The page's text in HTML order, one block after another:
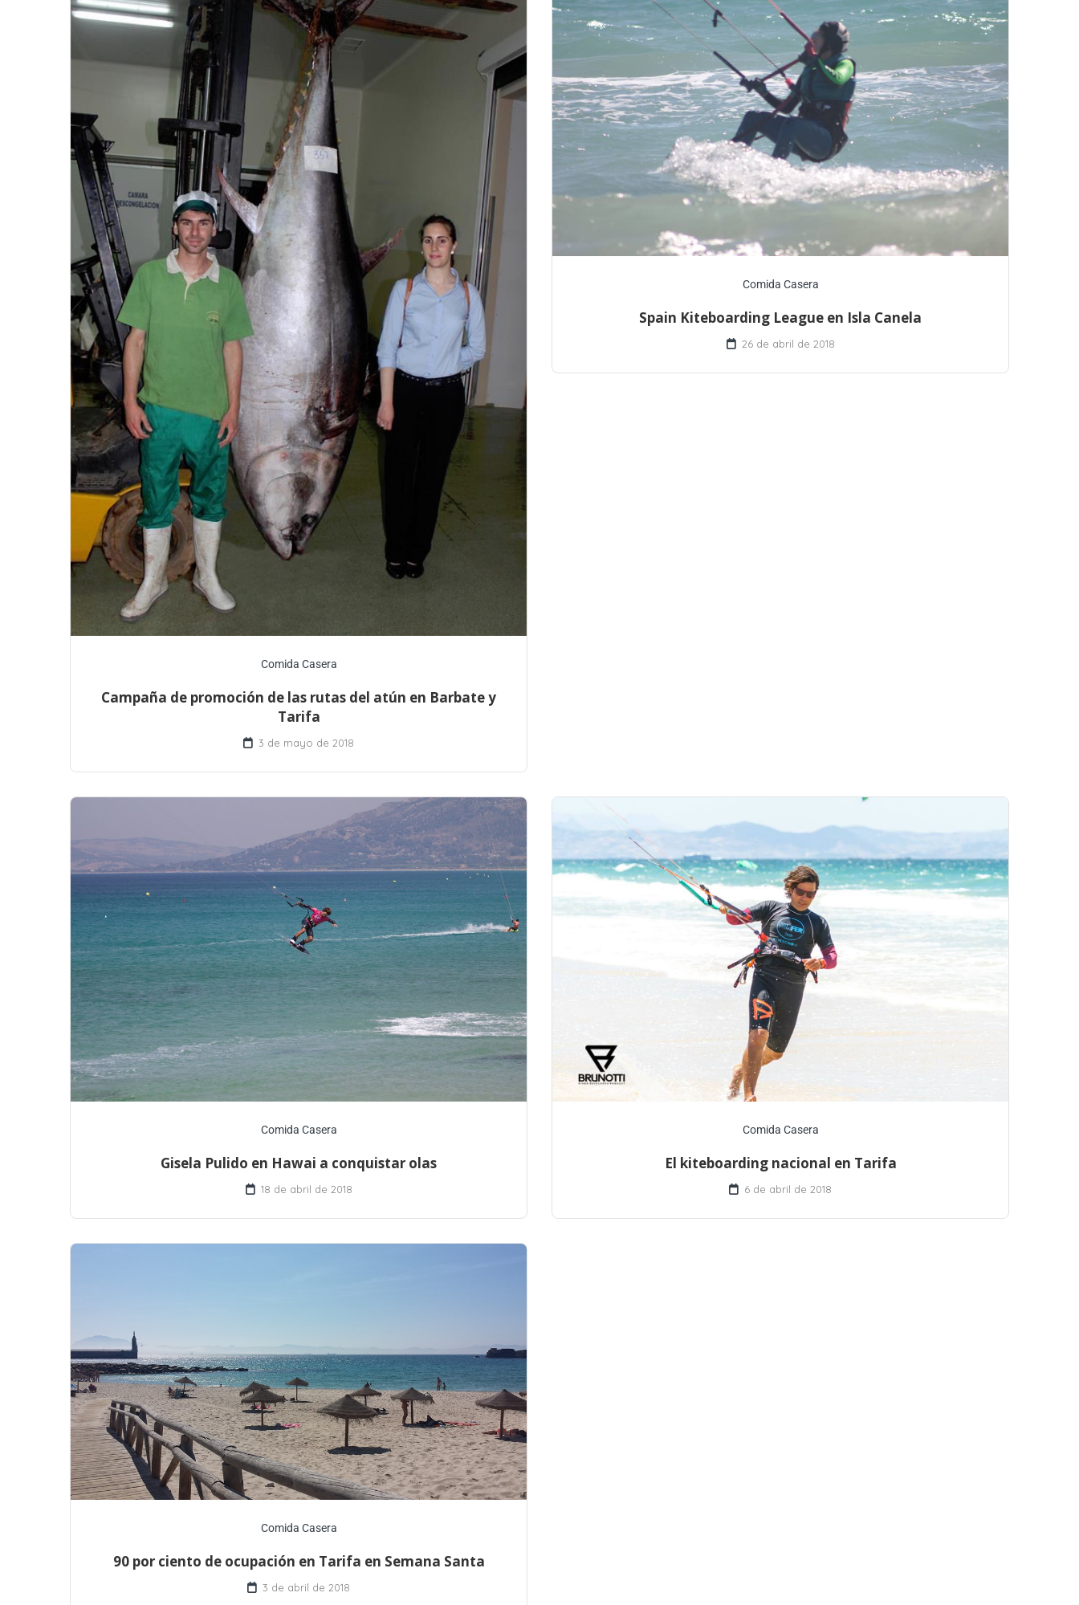
Comida Casera
Campaña de promoción de las rutas del atún en Barbate y
Tarifa
3 de mayo de 2018
Comida Casera
Spain Kiteboarding League en Isla Canela
26 de abril de 2018
Comida Casera
Gisela Pulido en Hawai a conquistar olas
18 de abril de 2018
Comida Casera
El kiteboarding nacional en Tarifa
6 de abril de 2018
Comida Casera
90 por ciento de ocupación en Tarifa en Semana Santa
3 de abril de 2018